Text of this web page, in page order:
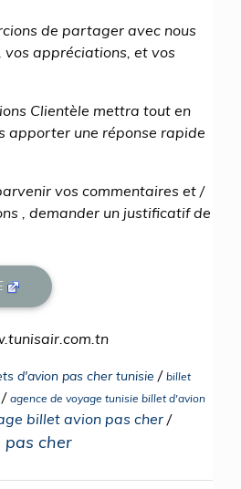
de partager avec nous
vos appréciations, et vos
Clientèle mettra tout en
apporter une réponse rapide
vos commentaires et /
, demander un justificatif de
d'avion pas cher tunisie / billet
/ agence de voyage tunisie billet d'avion
billet avion pas cher /
pas cher